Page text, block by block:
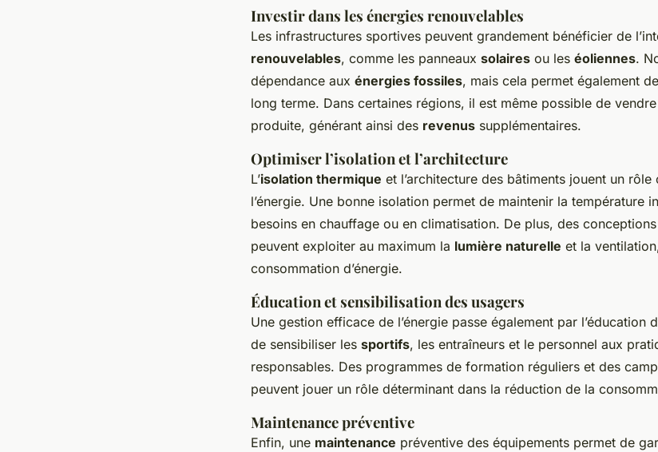
Investir dans les énergies renouvelables
Les infrastructures sportives peuvent grandement bénéficier de
renouvelables, comme les panneaux solaires ou les éoliennes.
dépendance aux énergies fossiles, mais cela permet également
long terme. Dans certaines régions, il est même possible de
produite, générant ainsi des revenus supplémentaires.
Optimiser l’isolation et l’architecture
L’isolation thermique et l’architecture des bâtiments jouent un
l’énergie. Une bonne isolation permet de maintenir la température
besoins en chauffage ou en climatisation. De plus, des
peuvent exploiter au maximum la lumière naturelle et la
consommation d’énergie.
Éducation et sensibilisation des usagers
Une gestion efficace de l’énergie passe également par l’éducation
de sensibiliser les sportifs, les entraîneurs et le personnel aux
responsables. Des programmes de formation réguliers et des
peuvent jouer un rôle déterminant dans la réduction de la
Maintenance préventive
Enfin, une maintenance préventive des équipements permet de